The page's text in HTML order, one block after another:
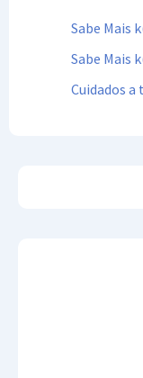
Sabe Mais
Sabe Mais
Cuidados a